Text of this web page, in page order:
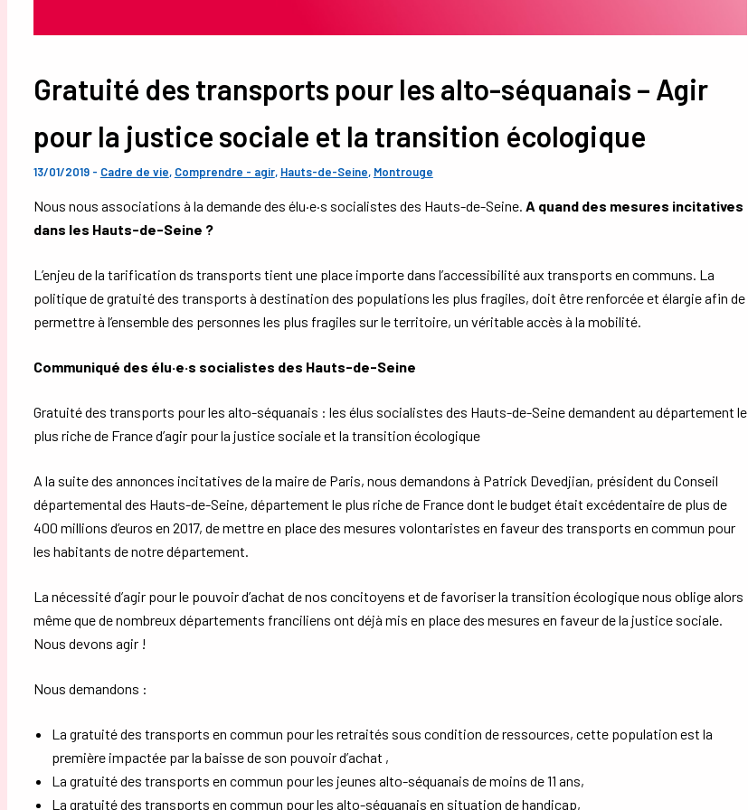
Gratuité des transports pour les alto-séquanais – Agir
pour la justice sociale et la transition écologique
13/01/2019 - Cadre de vie, Comprendre - agir, Hauts-de-Seine, Montrouge
Nous nous associations à la demande des élu·e·s socialistes des Hauts-de-Seine. A quand des mesures incitatives
dans les Hauts-de-Seine ?
L’enjeu de la tarification ds transports tient une place importe dans l’accessibilité aux transports en communs. La
politique de gratuité des transports à destination des populations les plus fragiles, doit être renforcée et élargie afin de
permettre à l’ensemble des personnes les plus fragiles sur le territoire, un véritable accès à la mobilité.
Communiqué des élu·e·s socialistes des Hauts-de-Seine
Gratuité des transports pour les alto-séquanais : les élus socialistes des Hauts-de-Seine demandent au département le
plus riche de France d’agir pour la justice sociale et la transition écologique
A la suite des annonces incitatives de la maire de Paris, nous demandons à Patrick Devedjian, président du Conseil
départemental des Hauts-de-Seine, département le plus riche de France dont le budget était excédentaire de plus de
400 millions d’euros en 2017, de mettre en place des mesures volontaristes en faveur des transports en commun pour
les habitants de notre département.
La nécessité d’agir pour le pouvoir d’achat de nos concitoyens et de favoriser la transition écologique nous oblige alors
même que de nombreux départements franciliens ont déjà mis en place des mesures en faveur de la justice sociale.
Nous devons agir !
Nous demandons :
La gratuité des transports en commun pour les retraités sous condition de ressources, cette population est la
première impactée par la baisse de son pouvoir d’achat ,
La gratuité des transports en commun pour les jeunes alto-séquanais de moins de 11 ans,
La gratuité des transports en commun pour les alto-séquanais en situation de handicap,